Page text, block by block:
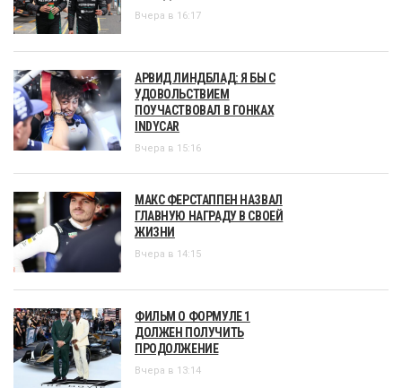
Вчера в 16:17
АРВИД ЛИНДБЛАД: Я БЫ С
УДОВОЛЬСТВИЕМ
ПОУЧАСТВОВАЛ В ГОНКАХ
INDYCAR
Вчера в 15:16
МАКС ФЕРСТАППЕН НАЗВАЛ
ГЛАВНУЮ НАГРАДУ В СВОЕЙ
ЖИЗНИ
Вчера в 14:15
ФИЛЬМ О ФОРМУЛЕ 1
ДОЛЖЕН ПОЛУЧИТЬ
ПРОДОЛЖЕНИЕ
Вчера в 13:14